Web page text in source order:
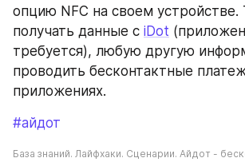
опцию NFC на своем
получать данные с iDot
требуется), любую другую
проводить бесконтактные
приложениях.
#айдот
База знаний. Лайфхаки. Сценарии. Айдот -